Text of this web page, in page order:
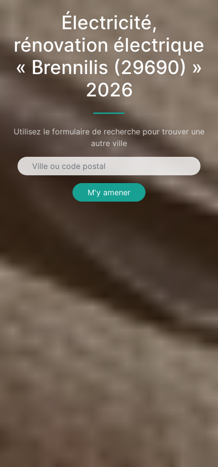
Électricité,
rénovation électrique
« Brennilis (29690) »
2026
Utilisez le formulaire de recherche pour trouver une
autre ville
M'y amener